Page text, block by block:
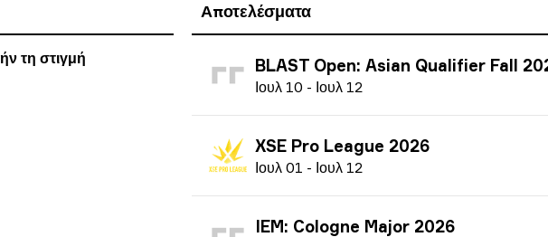
τη στιγμή
Αποτελέσματα
BLAST Open: Asian Qualifier Fall
Ιουλ 10 - Ιουλ 12
XSE Pro League 2026
Ιουλ 01 - Ιουλ 12
IEM: Cologne Major 2026